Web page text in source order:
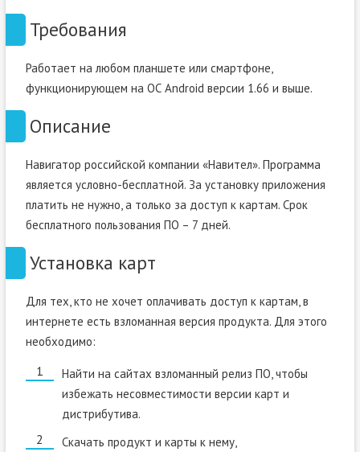
Требования
Работает на любом планшете или смартфоне,
функционирующем на ОС Android версии 1.66 и выше.
Описание
Навигатор российской компании «Навител». Программа
является условно-бесплатной. За установку приложения
платить не нужно, а только за доступ к картам. Срок
бесплатного пользования ПО – 7 дней.
Установка карт
Для тех, кто не хочет оплачивать доступ к картам, в
интернете есть взломанная версия продукта. Для этого
необходимо:
Найти на сайтах взломанный релиз ПО, чтобы
избежать несовместимости версии карт и
дистрибутива.
Скачать продукт и карты к нему,